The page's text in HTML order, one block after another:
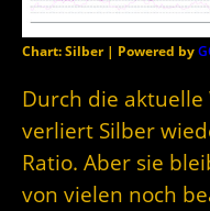
Chart: Silber | Powered by
Durch die
verliert Silber
Ratio. Aber sie
von vielen noch